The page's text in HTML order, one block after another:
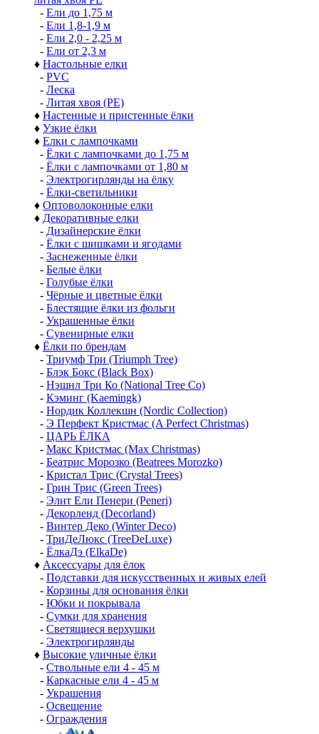
- Ели до 1,75 м
- Ели 1,8-1,9 м
- Ели 2,0 - 2,25 м
- Ели от 2,3 м
♦ Настольные елки
- PVC
- Леска
- Литая хвоя (РЕ)
♦ Настенные и пристенные ёлки
♦ Узкие ёлки
♦ Елки с лампочками
- Ёлки с лампочками до 1,75 м
- Ёлки с лампочками от 1,80 м
- Электрогирлянды на ёлку
- Ёлки-светильники
♦ Оптоволоконные елки
♦ Декоративные елки
- Дизайнерские ёлки
- Ёлки с шишками и ягодами
- Заснеженные ёлки
- Белые ёлки
- Голубые ёлки
- Чёрные и цветные ёлки
- Блестящие ёлки из фольги
- Украшенные ёлки
- Сувенирные елки
♦ Ёлки по брендам
- Триумф Три (Triumph Tree)
- Блэк Бокс (Black Box)
- Нэшнл Три Ко (National Tree Co)
- Кэминг (Kaemingk)
- Нордик Коллекшн (Nordic Collection)
- Э Перфект Кристмас (A Perfect Christmas)
- ЦАРЬ ЁЛКА
- Макс Кристмас (Max Christmas)
- Беатрис Морозко (Beatrees Morozko)
- Кристал Трис (Crystal Trees)
- Грин Трис (Green Trees)
- Элит Ели Пенери (Peneri)
- Декорленд (Decorland)
- Винтер Деко (Winter Deco)
- ТриДеЛюкс (TreeDeLuxe)
- ЁлкаДэ (ElkaDe)
♦ Аксессуары для ёлок
- Подставки для искусственных и живых елей
- Корзины для основания ёлки
- Юбки и покрывала
- Сумки для хранения
- Светящиеся верхушки
- Электрогирлянды
♦ Высокие уличные ёлки
- Ствольные ели 4 - 45 м
- Каркасные ели 4 - 45 м
- Украшения
- Освещение
- Ограждения